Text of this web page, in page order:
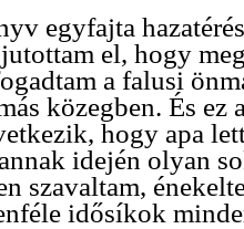
egyfajta
el, hogy
a falusi
közegben. És ez
hogy apa
idején olyan
szavaltam,
idősíkok